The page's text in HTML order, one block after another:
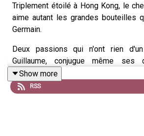
Triplement étoilé à Hong Kong, le
aime autant les grandes bouteilles
Germain.
Deux passions qui n'ont rien
Guillaume, conjugue même ses
débouchant de belles quilles avec
Marco Verratti. Rencontre
gueule qui travaille en Asie depuis
Show more
RSS